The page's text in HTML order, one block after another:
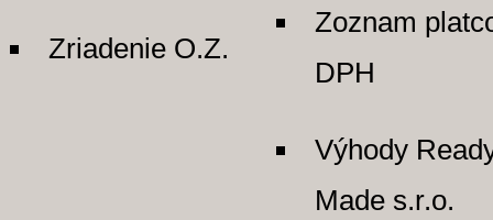
Zriadenie O.Z.
Zoznam
DPH
Výhody
Made s.r.o.